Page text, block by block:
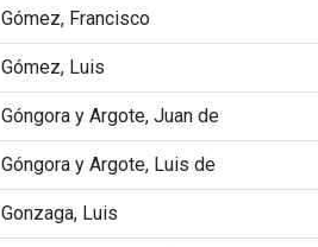
Gómez, Francisco
Gómez, Luis
Góngora y Argote, Juan de
Góngora y Argote, Luis de
Gonzaga, Luis